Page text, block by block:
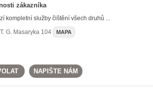
zákazníka
kompletní služby čištění všech druhů ...
G. Masaryka 104 MAPA
NAPIŠTE NÁM